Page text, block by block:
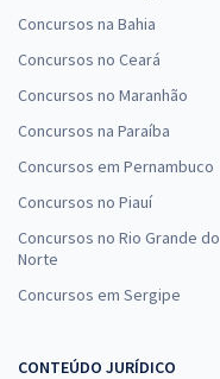
Concursos na Bahia
Concursos no Ceará
Concursos no Maranhão
Concursos na Paraíba
Concursos em Pernambuco
Concursos no Piauí
Concursos no Rio Grande do
Norte
Concursos em Sergipe
CONTEÚDO JURÍDICO